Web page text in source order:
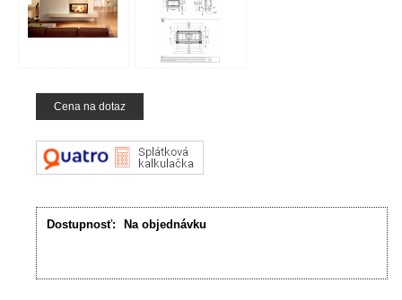
Cena na dotaz
Dostupnosť: Na objednávku